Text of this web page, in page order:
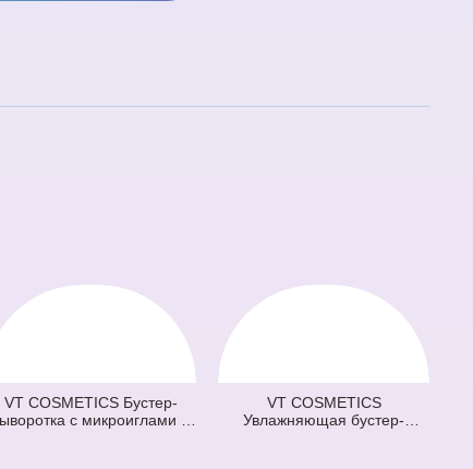
VT COSMETICS Бустер-
с микроиглами и
VT COSMETICS
Увлажняющая бустер-